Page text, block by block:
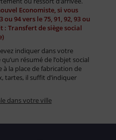
Economiste, si vous
ou 94 vers le 75, 91, 92, 93 ou
: Transfert de siège social
indiquer dans votre
résumé de l’objet social
à la place de fabrication de
tartes, il suffit d’indiquer
dans votre ville